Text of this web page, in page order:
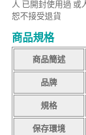
人 已開封使用過 或
恕不接受退貨
商品規格
商品簡述
品牌
規格
保存環境